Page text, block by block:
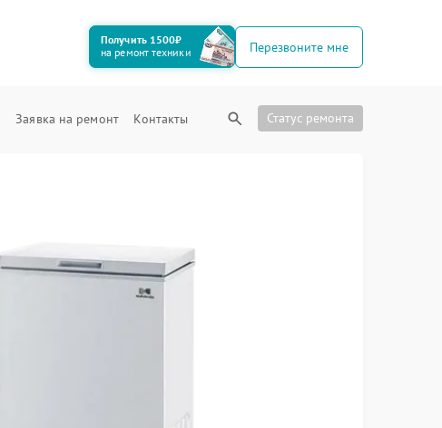
Получить 1500₽
на ремонт техники
Перезвоните мне
Заявка на ремонт Контакты Статус ремонта